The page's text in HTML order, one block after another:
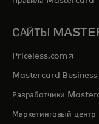
САЙТЫ
Priceless.com opens
Mastercard
Разработчики
Маркетинговый